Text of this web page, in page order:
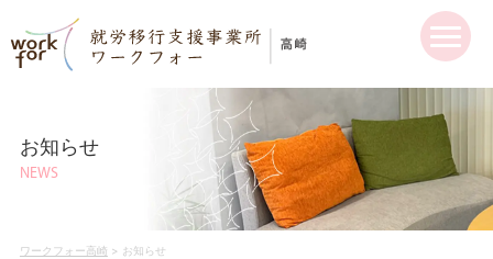
お知らせ
NEWS
ワークフォー高崎 > お知らせ